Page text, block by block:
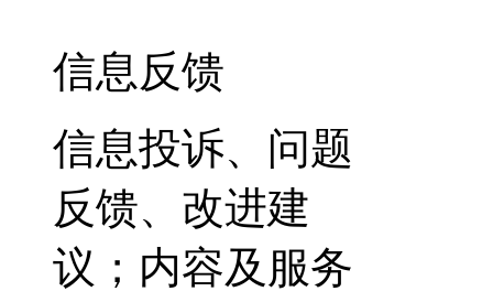
信息反馈
信息投诉、问题
反馈、改进建
议；内容及服务